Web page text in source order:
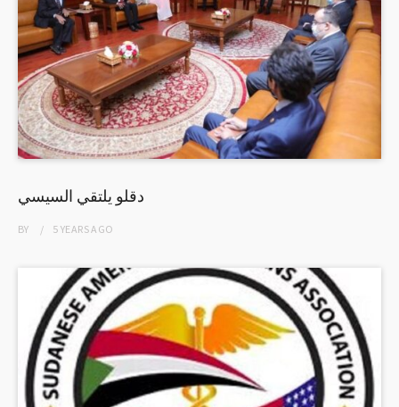
دقلو يلتقي السيسي
BY 5 YEARSAGO